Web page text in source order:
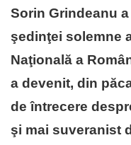
Sorin Grindeanu
şedinţei solemne
Naţională a
a devenit, din
de întrecere
şi mai suveranist